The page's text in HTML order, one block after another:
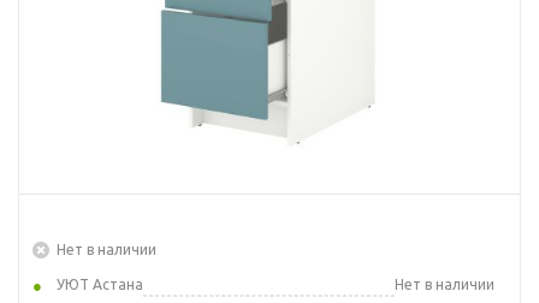
Нет в наличии
УЮТ Астана
Нет в наличии